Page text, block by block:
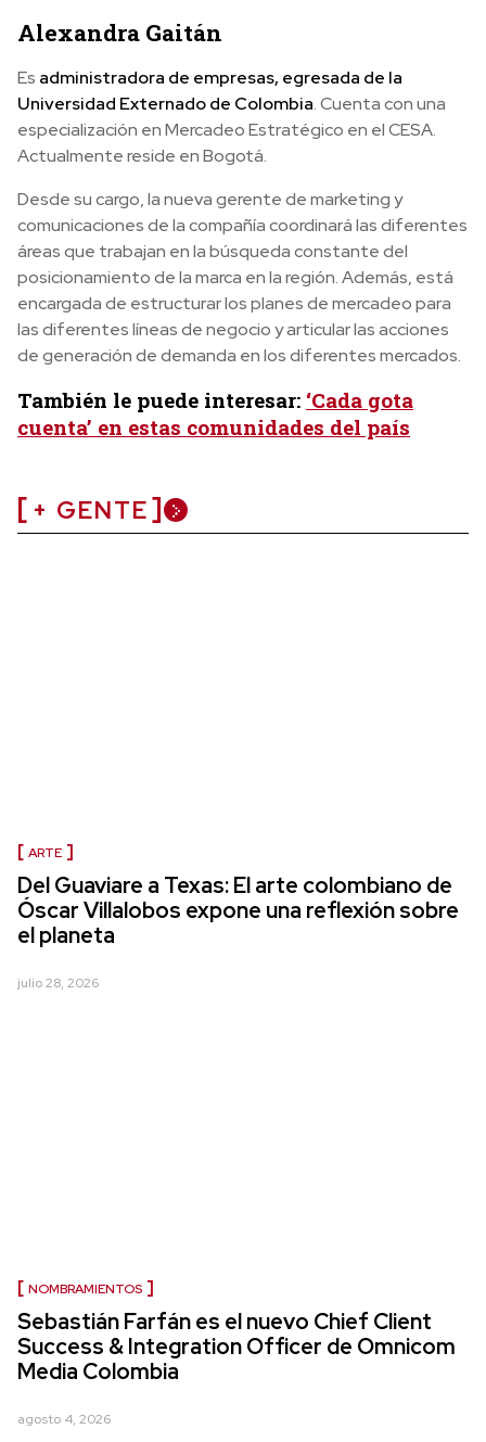
Alexandra Gaitán
Es administradora de empresas, egresada de la
Universidad Externado de Colombia. Cuenta con una
especialización en Mercadeo Estratégico en el CESA.
Actualmente reside en Bogotá.
Desde su cargo, la nueva gerente de marketing y
comunicaciones de la compañía coordinará las diferentes
áreas que trabajan en la búsqueda constante del
posicionamiento de la marca en la región. Además, está
encargada de estructurar los planes de mercadeo para
las diferentes líneas de negocio y articular las acciones
de generación de demanda en los diferentes mercados.
También le puede interesar: ‘Cada gota
cuenta’ en estas comunidades del país
+ GENTE
ARTE
Del Guaviare a Texas: El arte colombiano de
Óscar Villalobos expone una reflexión sobre
el planeta
julio 28, 2026
NOMBRAMIENTOS
Sebastián Farfán es el nuevo Chief Client
Success & Integration Officer de Omnicom
Media Colombia
agosto 4, 2026